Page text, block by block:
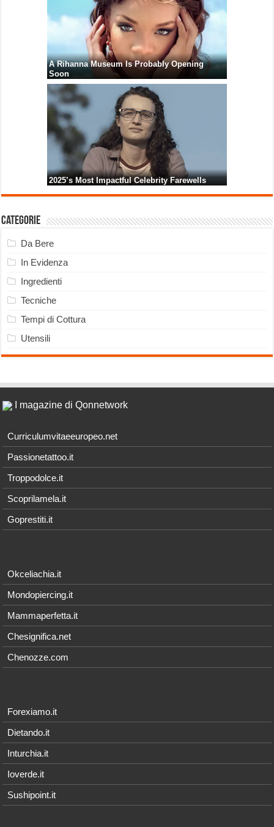
Categorie
Da Bere
In Evidenza
Ingredienti
Tecniche
Tempi di Cottura
Utensili
I magazine di Qonnetwork
Curriculumvitaeeuropeo.net
Passionetattoo.it
Troppodolce.it
Scoprilamela.it
Goprestiti.it
Okceliachia.it
Mondopiercing.it
Mammaperfetta.it
Chesignifica.net
Chenozze.com
Forexiamo.it
Dietando.it
Inturchia.it
Ioverde.it
Sushipoint.it